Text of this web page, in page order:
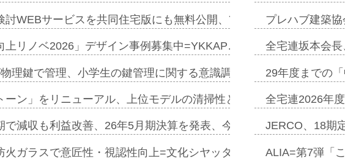
討WEBサービスを共同住宅版にも無料公開、YKKAPとワンビ…
上リノベ2026」デザイン事例募集中=YKKAP…
理鍵で管理、小学生の鍵管理に関する意識調査=Nature…
ーン」をリニューアル、上位モデルの清掃性と安全性追加=リンナ…
で減収も利益改善、26年5月期決算を発表、今期は増収見込む=…
火ガラスで意匠性・視認性向上=文化シヤッター…
プレハブ建築
全宅連坂本会
29年度までの
全宅連2026年
JERCO、18期
ALIA=第7弾「